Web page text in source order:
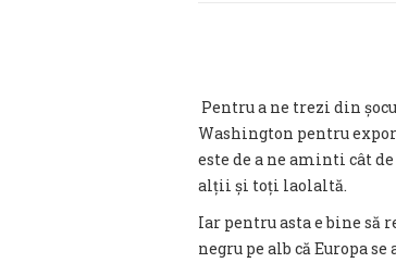
Pentru a ne trezi din
Washington pentru
este de a ne aminti cât
alții și toți laolaltă.
Iar pentru asta e bine să
negru pe alb că Europa